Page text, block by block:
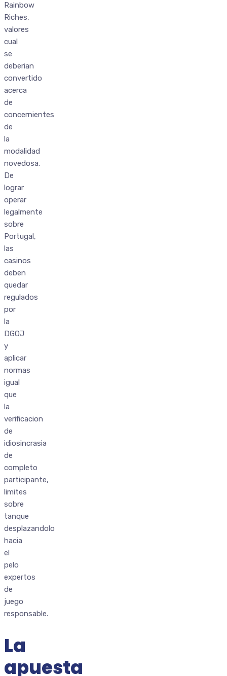
Rainbow
Riches,
valores
cual
se
deberian
convertido
acerca
de
concernientes
de
la
modalidad
novedosa.
De
lograr
operar
legalmente
sobre
Portugal,
las
casinos
deben
quedar
regulados
por
la
DGOJ
y
aplicar
normas
igual
que
la
verificacion
de
idiosincrasia
de
completo
participante,
limites
sobre
tanque
desplazandolo
hacia
el
pelo
expertos
de
juego
responsable.
La
apuesta